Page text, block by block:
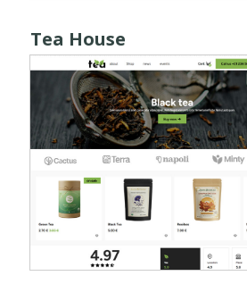
Tea House